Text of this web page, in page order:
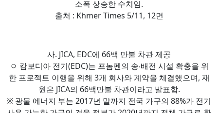
소폭 상승한 수치임.
출처 : Khmer Times 5/11, 12면
사. JICA, EDC에 66백 만불 차관 제공
ㅇ 캄보디아 전기(EDC)는 프놈펜의 송‧배전 시설 확충을 위
한 프로젝트 이행을 위해 3개 회사와 계약을 체결했으며, 재
원은 JICA의 66백만불 차관이라고 발표함.
※ 광물 에너지 부는 2017년 말까지 전국 가구의 88%가 전기